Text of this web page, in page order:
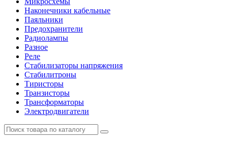
Наконечники кабельные
Паяльники
Предохранители
Радиолампы
Разное
Реле
Стабилизаторы напряжения
Стабилитроны
Тиристоры
Транзисторы
Трансформаторы
Электродвигатели